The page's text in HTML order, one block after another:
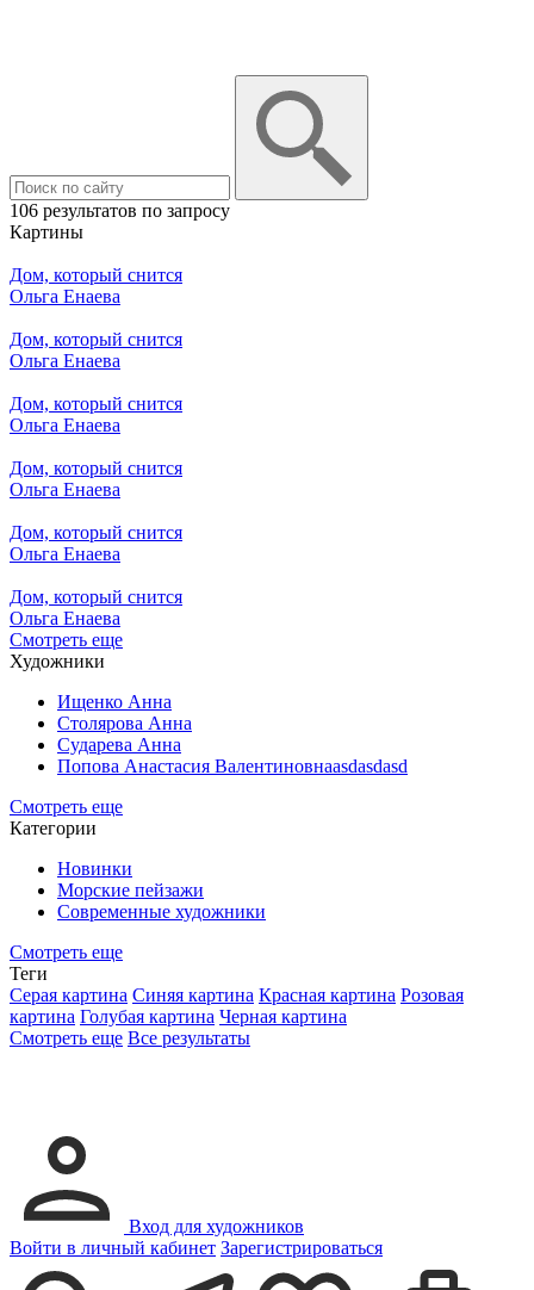
106 результатов по запросу
Картины
Дом, который снится
Ольга Енаева
Дом, который снится
Ольга Енаева
Дом, который снится
Ольга Енаева
Дом, который снится
Ольга Енаева
Дом, который снится
Ольга Енаева
Дом, который снится
Ольга Енаева
Смотреть еще
Художники
Ищенко Анна
Столярова Анна
Сударева Анна
Попова Анастасия Валентиновнаasdasdasd
Смотреть еще
Категории
Новинки
Морские пейзажи
Современные художники
Смотреть еще
Теги
Серая картина Синяя картина Красная картина Розовая
картина Голубая картина Черная картина
Смотреть еще Все результаты
Вход для художников
Войти в личный кабинет Зарегистрироваться